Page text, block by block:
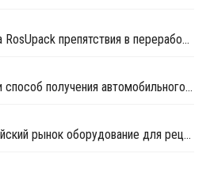
Технониколь обсудила на RosUpack препятствия в переработке ПЭТ
Ученые ТПУ предложили способ получения автомобильного бензина из пластиковых отходов
АВЕКС выводит на российский рынок оборудование для рециклинга Avian Machinery